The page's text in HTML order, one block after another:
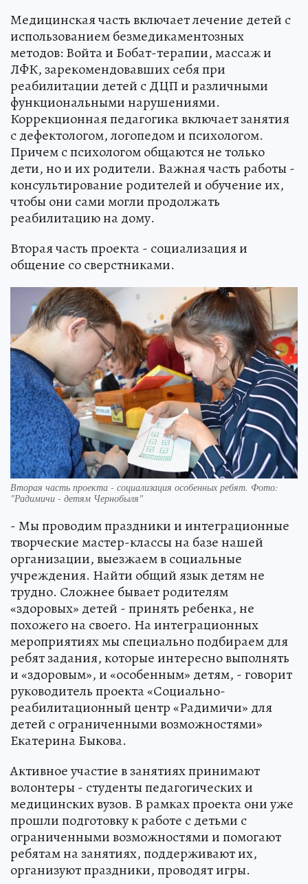
Медицинская часть включает лечение детей с
использованием безмедикаментозных
методов: Войта и Бобат-терапии, массаж и
ЛФК, зарекомендовавших себя при
реабилитации детей с ДЦП и различными
функциональными нарушениями.
Коррекционная педагогика включает занятия
с дефектологом, логопедом и психологом.
Причем с психологом общаются не только
дети, но и их родители. Важная часть работы -
консультирование родителей и обучение их,
чтобы они сами могли продолжать
реабилитацию на дому.
Вторая часть проекта - социализация и
общение со сверстниками.
Вторая часть проекта - социализация особенных ребят. Фото:
"Радимичи - детям Чернобыля"
- Мы проводим праздники и интеграционные
творческие мастер-классы на базе нашей
организации, выезжаем в социальные
учреждения. Найти общий язык детям не
трудно. Сложнее бывает родителям
«здоровых» детей - принять ребенка, не
похожего на своего. На интеграционных
мероприятиях мы специально подбираем для
ребят задания, которые интересно выполнять
и «здоровым», и «особенным» детям, - говорит
руководитель проекта «Социально-
реабилитационный центр «Радимичи» для
детей с ограниченными возможностями»
Екатерина Быкова.
Активное участие в занятиях принимают
волонтеры - студенты педагогических и
медицинских вузов. В рамках проекта они уже
прошли подготовку к работе с детьми с
ограниченными возможностями и помогают
ребятам на занятиях, поддерживают их,
организуют праздники, проводят игры.